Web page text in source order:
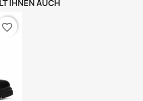
IHNEN AUCH
favorite_border